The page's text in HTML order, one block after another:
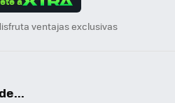
ventajas exclusivas